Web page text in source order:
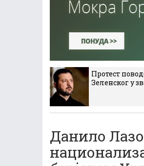
Протест
Зеленског у
Данило